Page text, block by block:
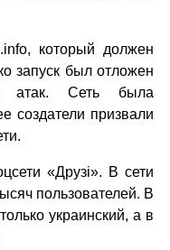
который должен
запуск был отложен
атак. Сеть была
создатели призвали
«Друзі». В сети
пользователей. В
украинский, а в